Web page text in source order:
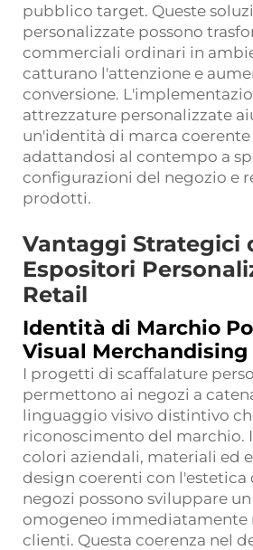
pubblico target. Queste
personalizzate possono
commerciali ordinari in
catturano l'attenzione e
conversione.
attrezzature personalizzate
un'identità di marca coerente
adattandosi al contempo a
configurazioni del negozio e
prodotti.
Vantaggi Strategici
Espositori
Retail
Identità di Marchio
Visual Merchandising
I progetti di scaffalature
permettono ai negozi a
linguaggio visivo distintivo
riconoscimento del marchio.
colori aziendali, materiali ed
design coerenti con l'estetica
negozi possono sviluppare
omogeneo immediatamente
clienti. Questa coerenza nel